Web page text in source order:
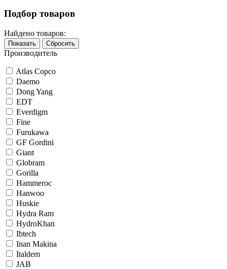
Подбор товаров
Найдено товаров:
Показать Сбросить
Производитель
Atlas Copco
Daemo
Dong Yang
EDT
Everdigm
Fine
Furukawa
GF Gordini
Giant
Globram
Gorilla
Hammeroc
Hanwoo
Huskie
Hydra Ram
HydroKhan
Ibtech
Inan Makina
Italdem
JAB